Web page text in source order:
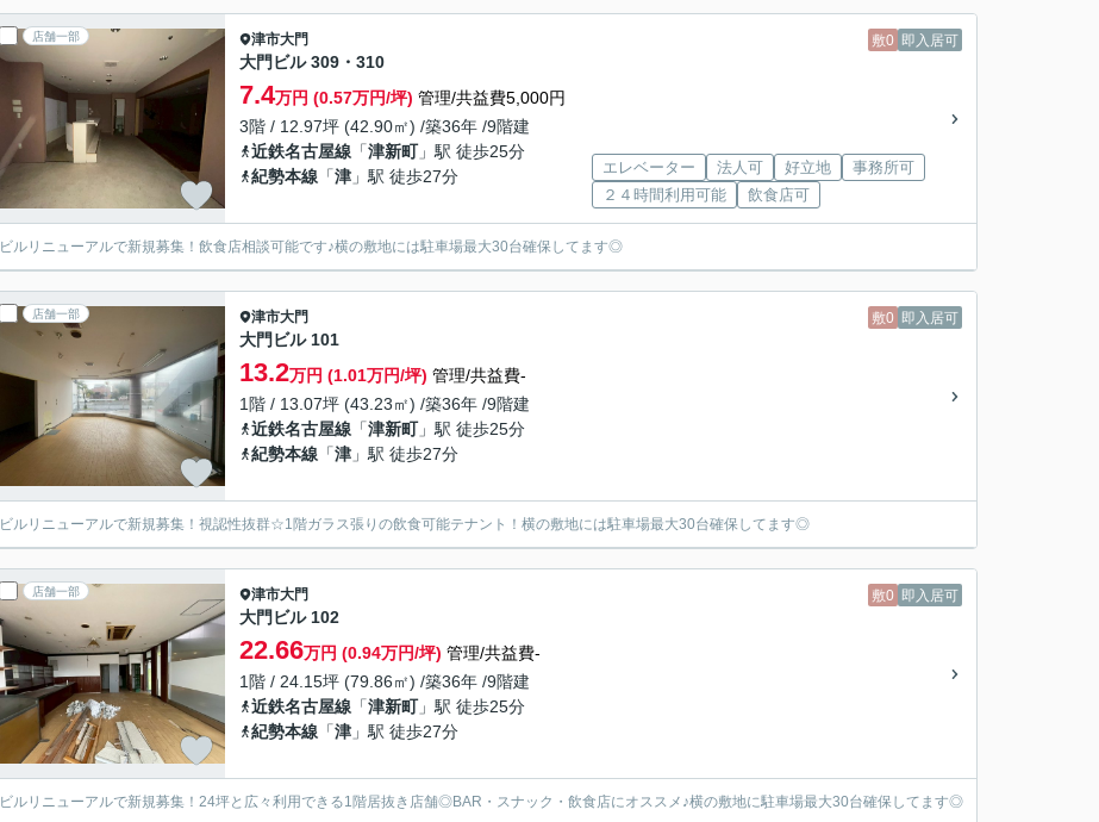
店舗一部 敷0 即入居可
津市大門
大門ビル 309・310
7.4万円 (0.57万円/坪) 管理/共益費5,000円
3階 / 12.97坪 (42.90㎡) /築36年 /9階建
近鉄名古屋線 「津新町」駅 徒歩25分
紀勢本線 「津 」駅 徒歩27分 エレベーター 法人可 好立地
事務所可
２４時間利用可能
飲食店可
ビルリニューアルで新規募集！飲食店相談可能です♪横の敷地には駐車場最大30台確保してます◎
店舗一部 敷0 即入居可
津市大門
大門ビル 101
13.2万円 (1.01万円/坪) 管理/共益費-
1階 / 13.07坪 (43.23㎡) /築36年 /9階建
近鉄名古屋線 「津新町」駅 徒歩25分
紀勢本線 「津 」駅 徒歩27分
ビルリニューアルで新規募集！視認性抜群☆1階ガラス張りの飲食可能テナント！横の敷地には駐車場最大30台確保してます◎
店舗一部 敷0 即入居可
津市大門
大門ビル 102
22.66万円 (0.94万円/坪) 管理/共益費-
1階 / 24.15坪 (79.86㎡) /築36年 /9階建
近鉄名古屋線 「津新町」駅 徒歩25分
紀勢本線 「津 」駅 徒歩27分
ビルリニューアルで新規募集！24坪と広々利用できる1階居抜き店舗◎BAR・スナック・飲食店にオススメ♪横の敷地に駐車場最大30台確保してます◎